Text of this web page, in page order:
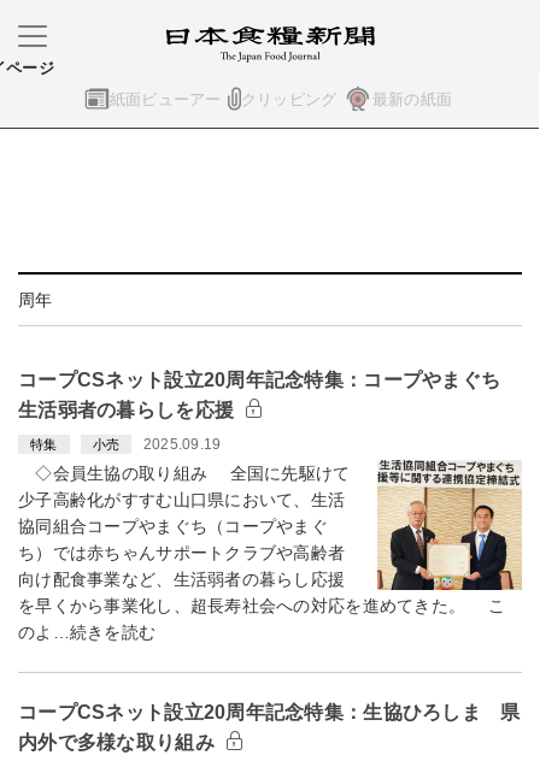
紙面ビューアー クリッピング 最新の紙面
ページ
周年
コープCSネット設立20周年記念特集：コープやまぐち
生活弱者の暮らしを応援
特集 小売 2025.09.19
◇会員生協の取り組み 全国に先駆けて
少子高齢化がすすむ山口県において、生活
協同組合コープやまぐち（コープやまぐ
ち）では赤ちゃんサポートクラブや高齢者
向け配食事業など、生活弱者の暮らし応援
を早くから事業化し、超長寿社会への対応を進めてきた。 こ
のよ…続きを読む
コープCSネット設立20周年記念特集：生協ひろしま 県
内外で多様な取り組み